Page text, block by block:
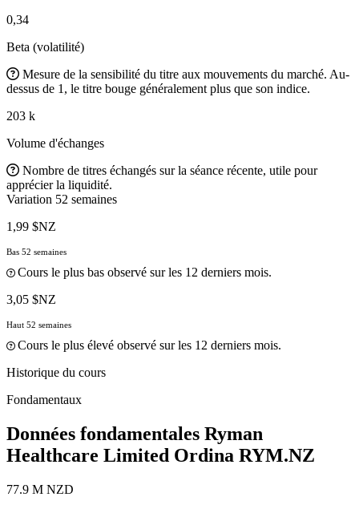
0,34
Beta (volatilité)
Mesure de la sensibilité du titre aux mouvements du marché. Au-
dessus de 1, le titre bouge généralement plus que son indice.
203 k
Volume d'échanges
Nombre de titres échangés sur la séance récente, utile pour
apprécier la liquidité.
Variation 52 semaines
1,99 $NZ
Bas 52 semaines
Cours le plus bas observé sur les 12 derniers mois.
3,05 $NZ
Haut 52 semaines
Cours le plus élevé observé sur les 12 derniers mois.
Historique du cours
Fondamentaux
Données fondamentales Ryman
Healthcare Limited Ordina RYM.NZ
77.9 M NZD